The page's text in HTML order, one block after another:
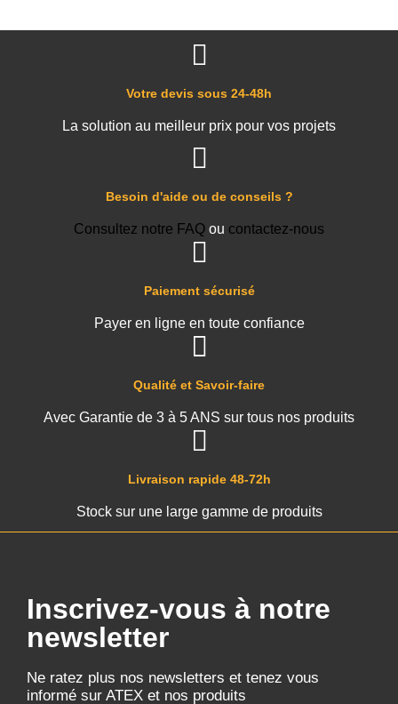
Livraison rapide 48-72h
Stock sur une large gamme de produits
Qualité et Savoir-faire
Avec Garantie de 3 à 5 ANS sur tous nos produits
Paiement sécurisé
Payer en ligne en toute confiance
Besoin d'aide ou de conseils ?
Consultez notre FAQ ou contactez-nous
Votre devis sous 24-48h
La solution au meilleur prix pour vos projets
Inscrivez-vous à notre
newsletter
Ne ratez plus nos newsletters et tenez vous
informé sur ATEX et nos produits